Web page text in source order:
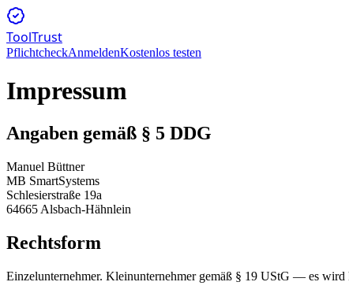
ToolTrust
PflichtcheckAnmeldenKostenlos testen
Impressum
Angaben gemäß § 5 DDG
Manuel Büttner
MB SmartSystems
Schlesierstraße 19a
64665 Alsbach-Hähnlein
Rechtsform
Einzelunternehmer. Kleinunternehmer gemäß § 19 UStG — es wird